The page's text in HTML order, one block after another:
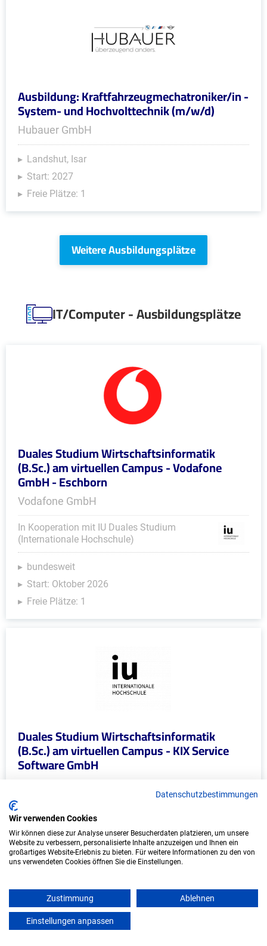
Ausbildung: Kraftfahrzeugmechatroniker/in -
System- und Hochvolttechnik (m/w/d)
Hubauer GmbH
Landshut, Isar
Start: 2027
Freie Plätze: 1
Weitere Ausbildungsplätze
IT/Computer - Ausbildungsplätze
Duales Studium Wirtschaftsinformatik
(B.Sc.) am virtuellen Campus - Vodafone
GmbH - Eschborn
Vodafone GmbH
In Kooperation mit IU Duales Studium
(Internationale Hochschule)
bundesweit
Start: Oktober 2026
Freie Plätze: 1
Duales Studium Wirtschaftsinformatik
(B.Sc.) am virtuellen Campus - KIX Service
Software GmbH
Hochschule)
bundesweit
Start: Oktober 2026
Datenschutzbestimmungen
Wir verwenden Cookies
Wir können diese zur Analyse unserer Besucherdaten platzieren, um unsere
Website zu verbessern, personalisierte Inhalte anzuzeigen und Ihnen ein
großartiges Website-Erlebnis zu bieten. Für weitere Informationen zu den von
uns verwendeten Cookies öffnen Sie die Einstellungen.
Zustimmung Ablehnen
Einstellungen anpassen